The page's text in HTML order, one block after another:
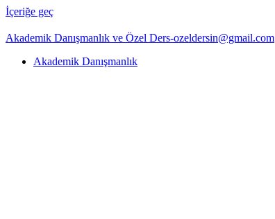
İçeriğe geç
Akademik Danışmanlık ve Özel Ders-ozeldersin@gmail.com
Akademik Danışmanlık